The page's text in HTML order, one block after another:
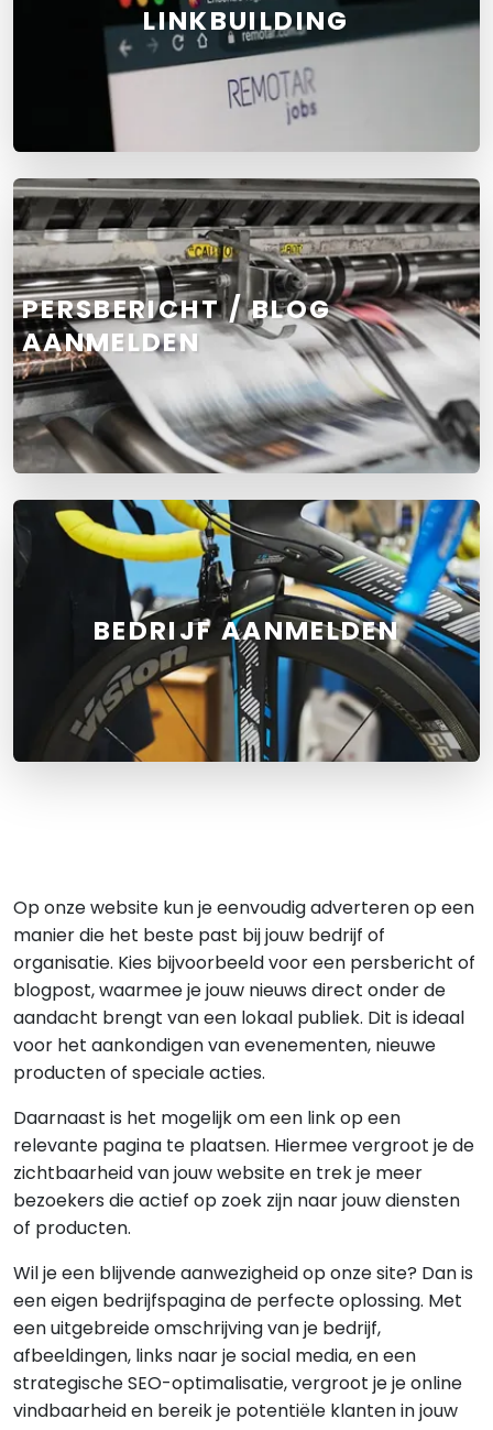
LINKBUILDING
PERSBERICHT / BLOG
AANMELDEN
BEDRIJF AANMELDEN
Op onze website kun je eenvoudig adverteren op een
manier die het beste past bij jouw bedrijf of
organisatie. Kies bijvoorbeeld voor een persbericht of
blogpost, waarmee je jouw nieuws direct onder de
aandacht brengt van een lokaal publiek. Dit is ideaal
voor het aankondigen van evenementen, nieuwe
producten of speciale acties.
Daarnaast is het mogelijk om een link op een
relevante pagina te plaatsen. Hiermee vergroot je de
zichtbaarheid van jouw website en trek je meer
bezoekers die actief op zoek zijn naar jouw diensten
of producten.
Wil je een blijvende aanwezigheid op onze site? Dan is
een eigen bedrijfspagina de perfecte oplossing. Met
een uitgebreide omschrijving van je bedrijf,
afbeeldingen, links naar je social media, en een
strategische SEO-optimalisatie, vergroot je je online
vindbaarheid en bereik je potentiële klanten in jouw